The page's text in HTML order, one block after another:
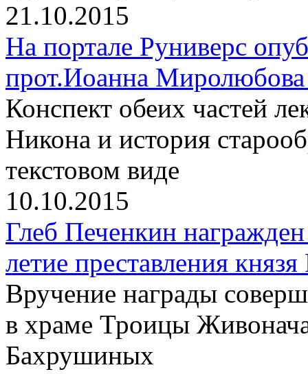
21.10.2015
На портале Руниверс
прот.Иоанна Миролюбова
Конспект обеих частей
Никона и история
текстовом виде
10.10.2015
Глеб Печенкин
летие преставления
Вручение награды
в храме Троицы
Бахрушиных